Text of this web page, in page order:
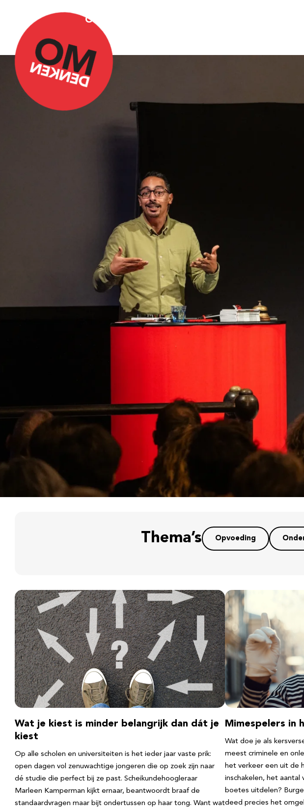
Over Omdenken
Thema’s Opvoeding
Wat je kiest is minder belangrijk dan dát je
kiest
Op alle scholen en universiteiten is het ieder jaar vaste prik:
open dagen vol zenuwachtige jongeren die op zoek zijn naar
dé studie die perfect bij ze past. Scheikundehoogleraar
Marleen Kamperman kijkt ernaar, beantwoordt braaf de
standaardvragen maar bijt ondertussen op haar tong. Want wat
Mimespelers in
Wat doe je als
meest criminele en
het verkeer een uit de
inschakelen, het
boetes uitdelen?
deed precies het